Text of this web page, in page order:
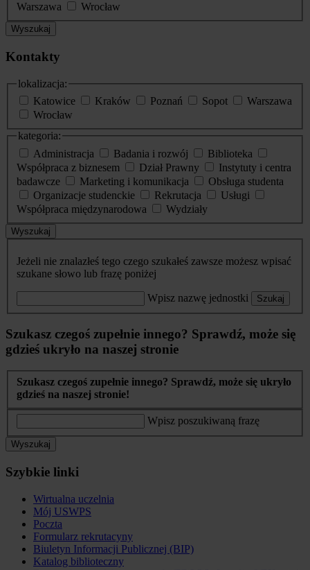
Warszawa
Wrocław
Wyszukaj
Kontakty
lokalizacja:
Katowice
Kraków Poznań Sopot
Warszawa
Wrocław
kategoria:
Administracja
Badania i rozwój
Biblioteka
Współpraca z biznesem
Dział Prawny
Instytuty i centra
badawcze
Marketing i komunikacja
Obsługa studenta
Organizacje studenckie
Rekrutacja
Usługi
Współpraca międzynarodowa
Wydziały
Wyszukaj
Jeżeli nie znalazłeś tego czego szukałeś zawsze możesz wpisać
szukane słowo lub frazę poniżej
Wpisz nazwę jednostki Szukaj
Szukasz czegoś zupełnie innego? Sprawdź, może się
gdzieś ukryło na naszej stronie
Szukasz czegoś zupełnie innego? Sprawdź, może się ukryło
gdzieś na naszej stronie!
Wpisz poszukiwaną frazę
Wyszukaj
Szybkie linki
Wirtualna uczelnia
Mój USWPS
Poczta
Formularz rekrutacyny
Biuletyn Informacji Publicznej (BIP)
Katalog biblioteczny